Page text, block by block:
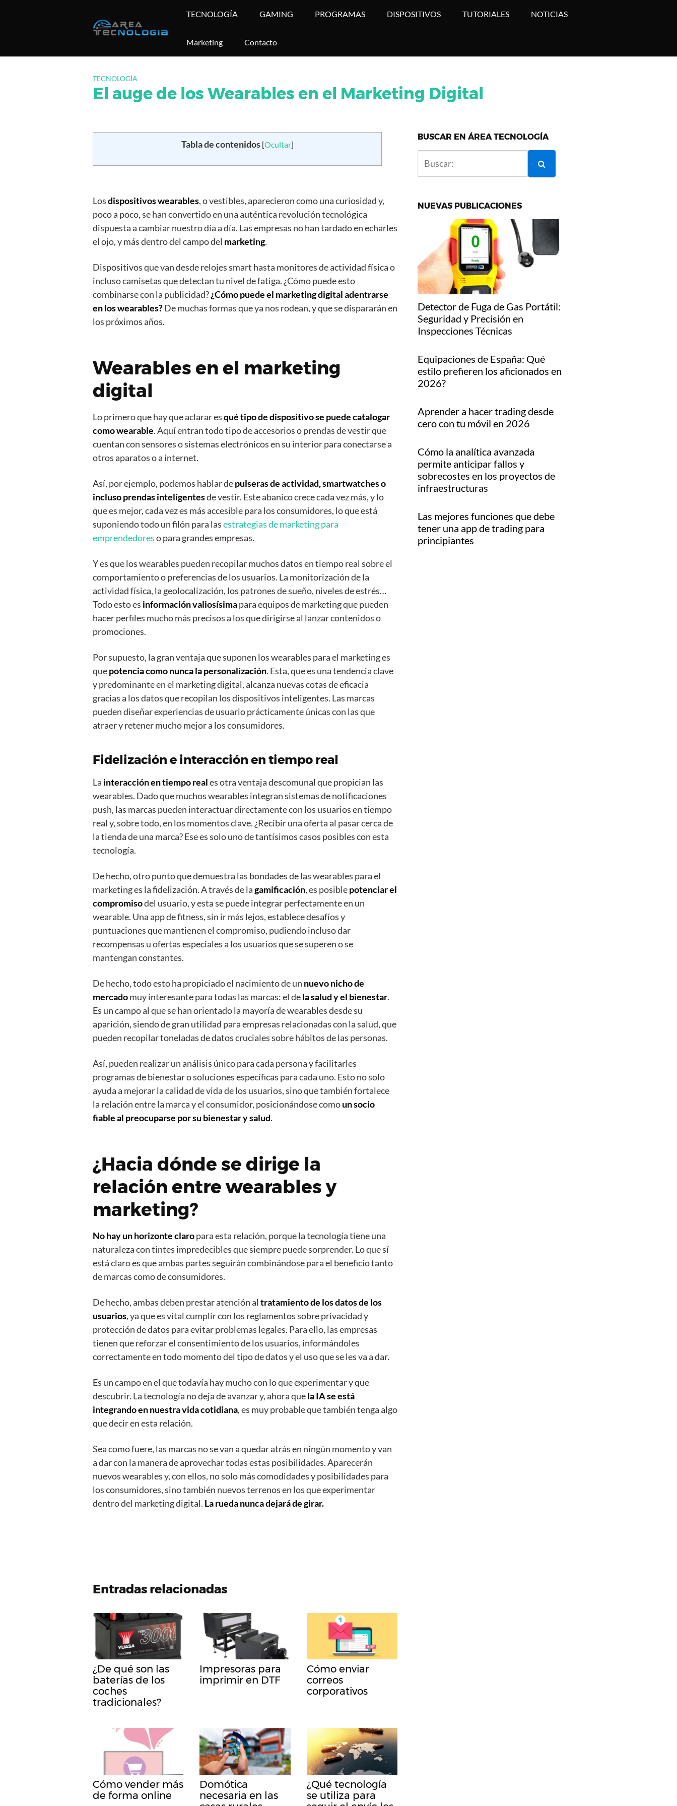
TECNOLOGÍA GAMING PROGRAMAS DISPOSITIVOS TUTORIALES NOTICIAS
Marketing Contacto
TECNOLOGÍA
El auge de los Wearables en el Marketing Digital
Tabla de contenidos [Ocultar]
Losdispositivos wearables, o vestibles, aparecieron como una curiosidad y,
poco a poco, se han convertido en una auténtica revolución tecnológica
dispuesta a cambiar nuestro día a día. Las empresas no han tardado en echarles
el ojo, y más dentro del campo del marketing.
Dispositivos que van desde relojes smart hasta monitores de actividad física o
incluso camisetas que detectan tu nivel de fatiga. ¿Cómo puede esto
combinarse con la publicidad?¿Cómo puede el marketing digital adentrarse
en los wearables?De muchas formas que ya nos rodean, y que se dispararán en
los próximos años.
Wearables en el marketing
digital
Lo primero que hay que aclarar esqué tipo de dispositivo se puede catalogar
como wearable. Aquí entran todo tipo de accesorios o prendas de vestir que
cuentan con sensores o sistemas electrónicos en su interior para conectarse a
otros aparatos o a internet.
Así, por ejemplo, podemos hablar depulseras de actividad, smartwatches o
incluso prendas inteligentesde vestir. Este abanico crece cada vez más, y lo
que es mejor, cada vez es más accesible para los consumidores, lo que está
suponiendo todo un filón para lasestrategias de marketing para
emprendedoreso para grandes empresas.
Y es que los wearables pueden recopilar muchos datos en tiempo real sobre el
comportamiento o preferencias de los usuarios. La monitorización de la
actividad física, la geolocalización, los patrones de sueño, niveles de estrés…
Todo esto es información valiosísimapara equipos de marketing que pueden
hacer perfiles mucho más precisos a los que dirigirse al lanzar contenidos o
promociones.
Por supuesto, la gran ventaja que suponen los wearables para el marketing es
quepotencia como nunca la personalización. Esta, que es una tendencia clave
y predominante en el marketing digital, alcanza nuevas cotas de eficacia
gracias a los datos que recopilan los dispositivos inteligentes. Las marcas
pueden diseñar experiencias de usuario prácticamente únicas con las que
atraer y retener mucho mejor a los consumidores.
Fidelización e interacción en tiempo real
La interacción en tiempo reales otra ventaja descomunal que propician las
wearables. Dado que muchos wearables integran sistemas de notificaciones
push, las marcas pueden interactuar directamente con los usuarios en tiempo
real y, sobre todo, en los momentos clave. ¿Recibir una oferta al pasar cerca de
la tienda de una marca? Ese es solo uno de tantísimos casos posibles con esta
tecnología.
De hecho, otro punto que demuestra las bondades de las wearables para el
marketing es la fidelización. A través de lagamificación, es posiblepotenciar el
compromisodel usuario, y esta se puede integrar perfectamente en un
wearable. Una app de fitness, sin ir más lejos, establece desafíos y
puntuaciones que mantienen el compromiso, pudiendo incluso dar
recompensas u ofertas especiales a los usuarios que se superen o se
mantengan constantes.
De hecho, todo esto ha propiciado el nacimiento de un nuevo nicho de
mercadomuy interesante para todas las marcas: el dela salud y el bienestar.
Es un campo al que se han orientado la mayoría de wearables desde su
aparición, siendo de gran utilidad para empresas relacionadas con la salud, que
pueden recopilar toneladas de datos cruciales sobre hábitos de las personas.
Así, pueden realizar un análisis único para cada persona y facilitarles
programas de bienestar o soluciones específicas para cada uno. Esto no solo
ayuda a mejorar la calidad de vida de los usuarios, sino que también fortalece
la relación entre la marca y el consumidor, posicionándose comoun socio
fiable al preocuparse por su bienestar y salud.
¿Hacia dónde se dirige la
relación entre wearables y
marketing?
No hay un horizonte claropara esta relación, porque la tecnología tiene una
naturaleza con tintes impredecibles que siempre puede sorprender. Lo que sí
está claro es que ambas partes seguirán combinándose para el beneficio tanto
de marcas como de consumidores.
De hecho, ambas deben prestar atención al tratamiento de los datos de los
usuarios, ya que es vital cumplir con los reglamentos sobre privacidad y
protección de datos para evitar problemas legales. Para ello, las empresas
tienen que reforzar el consentimiento de los usuarios, informándoles
correctamente en todo momento del tipo de datos y el uso que se les va a dar.
Es un campo en el que todavía hay mucho con lo que experimentar y que
descubrir. La tecnología no deja de avanzar y, ahora quela IA se está
integrando en nuestra vida cotidiana, es muy probable que también tenga algo
que decir en esta relación.
Sea como fuere, las marcas no se van a quedar atrás en ningún momento y van
a dar con la manera de aprovechar todas estas posibilidades. Aparecerán
nuevos wearables y, con ellos, no solo más comodidades y posibilidades para
los consumidores, sino también nuevos terrenos en los que experimentar
dentro del marketing digital. La rueda nunca dejará de girar.
Entradas relacionadas
¿De qué son las
baterías de los
coches
tradicionales?
Impresoras para
imprimir en DTF
Cómo enviar
correos
corporativos
Cómo vender más
de forma online
Domótica
necesaria en las
¿Qué tecnología
se utiliza para
BUSCAR EN ÁREA TECNOLOGÍA
NUEVAS PUBLICACIONES
Detector de Fuga de Gas Portátil:
Seguridad y Precisión en
Inspecciones Técnicas
Equipaciones de España: Qué
estilo prefieren los aficionados en
2026?
Aprender a hacer trading desde
cero con tu móvil en 2026
Cómo la analítica avanzada
permite anticipar fallos y
sobrecostes en los proyectos de
infraestructuras
Las mejores funciones que debe
tener una app de trading para
principiantes